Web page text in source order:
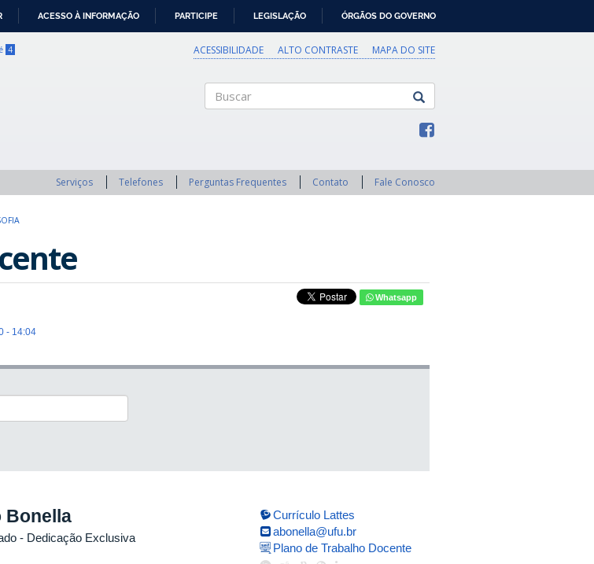
ACESSO À INFORMAÇÃO PARTICIPE LEGISLAÇÃO ÓRGÃOS DO GOVERNO
4 ACESSIBILIDADE ALTO CONTRASTE MAPA DO SITE
Serviços Telefones Perguntas Frequentes Contato Fale Conosco
- 14:04
Whatsapp
Bonella
- Dedicação Exclusiva
Currículo Lattes
abonella@ufu.br
Plano de Trabalho Docente